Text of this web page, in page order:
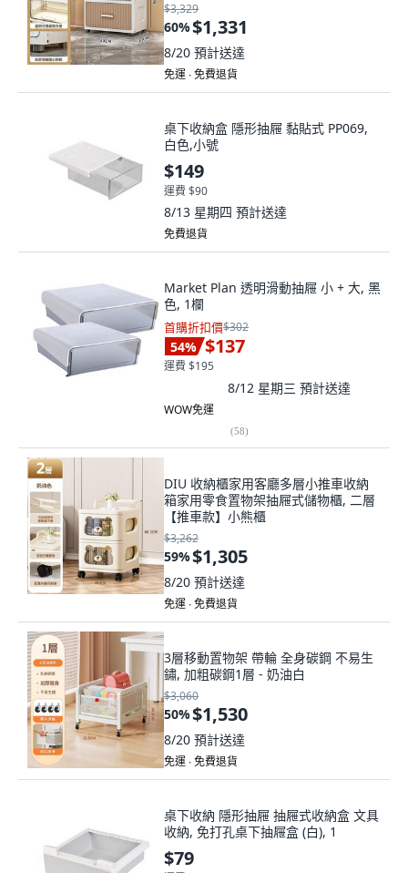
$3,329
60%$1,331
8/20 預計送達
免運 ∙ 免費退貨
桌下收納盒 隱形抽屜 黏貼式 PP069,
白色,小號
$149
運費 $90
8/13 星期四 預計送達
免費退貨
Market Plan 透明滑動抽屜 小 + 大, 黑
色, 1欄
首購折扣價$302
54% $137
運費 $195
8/12 星期三 預計送達
WOW免運
(58)
DIU 收納櫃家用客廳多層小推車收納
箱家用零食置物架抽屜式儲物櫃, 二層
【推車款】小熊櫃
$3,262
59%$1,305
8/20 預計送達
免運 ∙ 免費退貨
3層移動置物架 帶輪 全身碳鋼 不易生
鏽, 加粗碳鋼1層 - 奶油白
$3,060
50%$1,530
8/20 預計送達
免運 ∙ 免費退貨
桌下收納 隱形抽屜 抽屜式收納盒 文具
收納, 免打孔桌下抽屜盒 (白), 1
$79